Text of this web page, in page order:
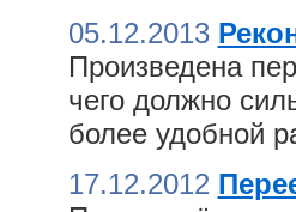
05.12.2013
Произведена
чего должно
более удобной
17.12.2012